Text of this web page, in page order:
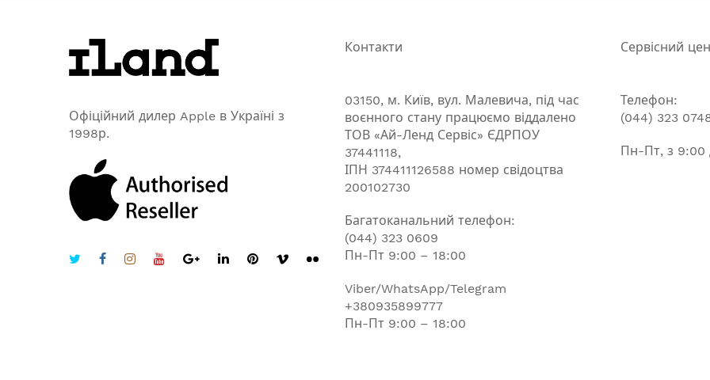
Офіційний дилер Apple в Україні з
1998р.
Контакти
03150, м. Київ, вул. Малевича, під час
воєнного стану працюємо віддалено
ТОВ «Ай-Ленд Сервіс» ЄДРПОУ
37441118,
ІПН 374411126588 номер свідоцтва
200102730
Багатоканальний телефон:
(044) 323 0609
Пн-Пт 9:00 – 18:00
Viber/WhatsApp/Telegram
+380935899777
Пн-Пт 9:00 – 18:00
Сервісний
Телефон:
(044) 323
Пн-Пт, з 9:00